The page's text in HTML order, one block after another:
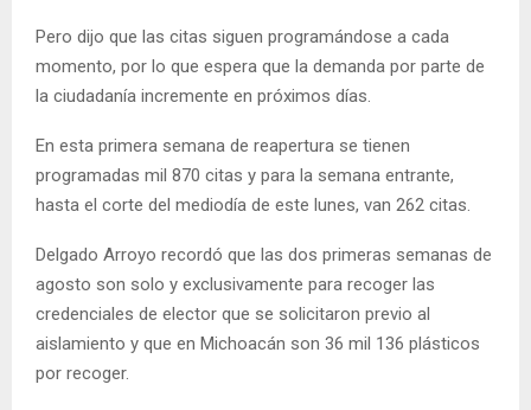
Pero dijo que las citas siguen programándose a cada
momento, por lo que espera que la demanda por parte de
la ciudadanía incremente en próximos días.
En esta primera semana de reapertura se tienen
programadas mil 870 citas y para la semana entrante,
hasta el corte del mediodía de este lunes, van 262 citas.
Delgado Arroyo recordó que las dos primeras semanas de
agosto son solo y exclusivamente para recoger las
credenciales de elector que se solicitaron previo al
aislamiento y que en Michoacán son 36 mil 136 plásticos
por recoger.